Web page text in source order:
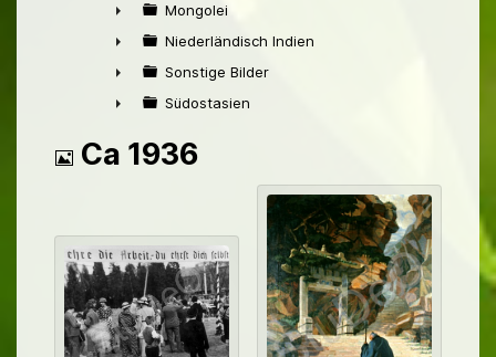
►
►
Mongolei
►
Niederländisch Indien
►
Sonstige Bilder
Südostasien
Bild
Ca 1936